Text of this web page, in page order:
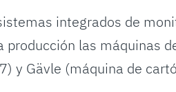
integrados de
producción las máquinas
y Gävle (máquina de